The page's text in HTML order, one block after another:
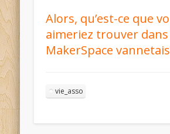
Alors, qu’est-ce que
aimeriez trouver dans
MakerSpace
vie_asso